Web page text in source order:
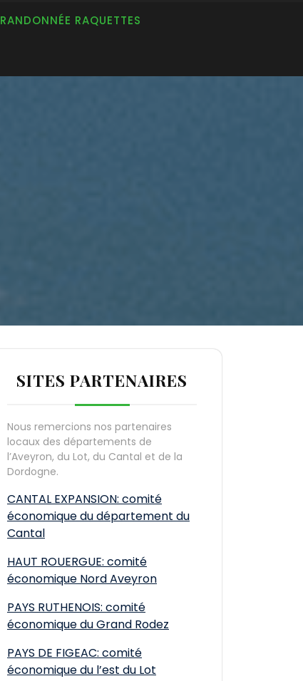
RANDONNÉE RAQUETTES
SITES PARTENAIRES
Nous remercions nos partenaires
locaux des départements de
l’Aveyron, du Lot, du Cantal et de la
Dordogne.
CANTAL EXPANSION: comité
économique du département du
Cantal
HAUT ROUERGUE: comité
économique Nord Aveyron
PAYS RUTHENOIS: comité
économique du Grand Rodez
PAYS DE FIGEAC: comité
économique du l’est du Lot